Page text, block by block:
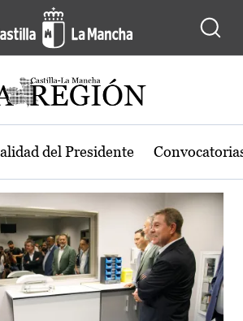
la región de Castilla-
del Presidente